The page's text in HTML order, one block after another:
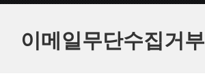
이메일무단수집거부